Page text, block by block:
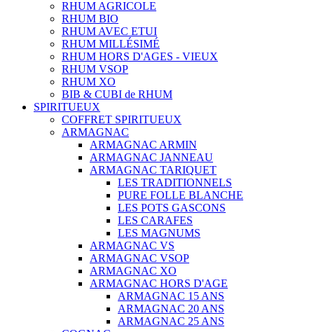
RHUM AGRICOLE
RHUM BIO
RHUM AVEC ETUI
RHUM MILLÉSIMÉ
RHUM HORS D'AGES - VIEUX
RHUM VSOP
RHUM XO
BIB & CUBI de RHUM
SPIRITUEUX
COFFRET SPIRITUEUX
ARMAGNAC
ARMAGNAC ARMIN
ARMAGNAC JANNEAU
ARMAGNAC TARIQUET
LES TRADITIONNELS
PURE FOLLE BLANCHE
LES POTS GASCONS
LES CARAFES
LES MAGNUMS
ARMAGNAC VS
ARMAGNAC VSOP
ARMAGNAC XO
ARMAGNAC HORS D'AGE
ARMAGNAC 15 ANS
ARMAGNAC 20 ANS
ARMAGNAC 25 ANS